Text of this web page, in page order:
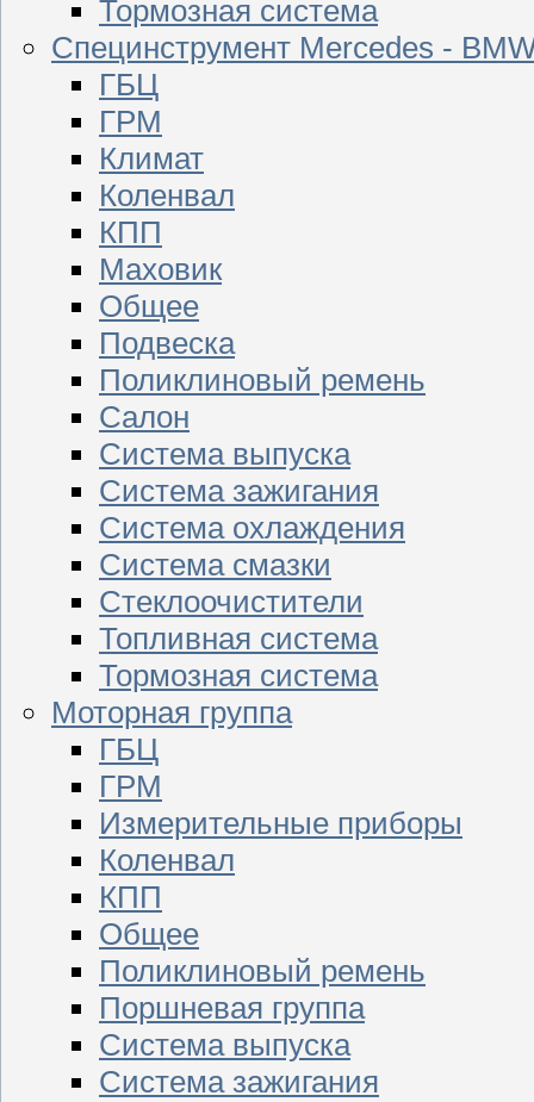
Тормозная система
Специнструмент Mercedes -
ГБЦ
ГРМ
Климат
Коленвал
КПП
Маховик
Общее
Подвеска
Поликлиновый ремень
Салон
Система выпуска
Система зажигания
Система охлаждения
Система смазки
Стеклоочистители
Топливная система
Тормозная система
Моторная группа
ГБЦ
ГРМ
Измерительные приборы
Коленвал
КПП
Общее
Поликлиновый ремень
Поршневая группа
Система выпуска
Система зажигания